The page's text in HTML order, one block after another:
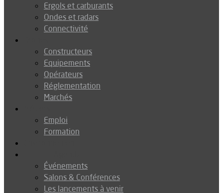
Ergols et carburants
Ondes et radars
Connectivité
Constructeurs
Equipements
Opérateurs
Réglementation
Marchés
Emploi
Formation
Événements
Salons & Conférences
Les lancements à venir